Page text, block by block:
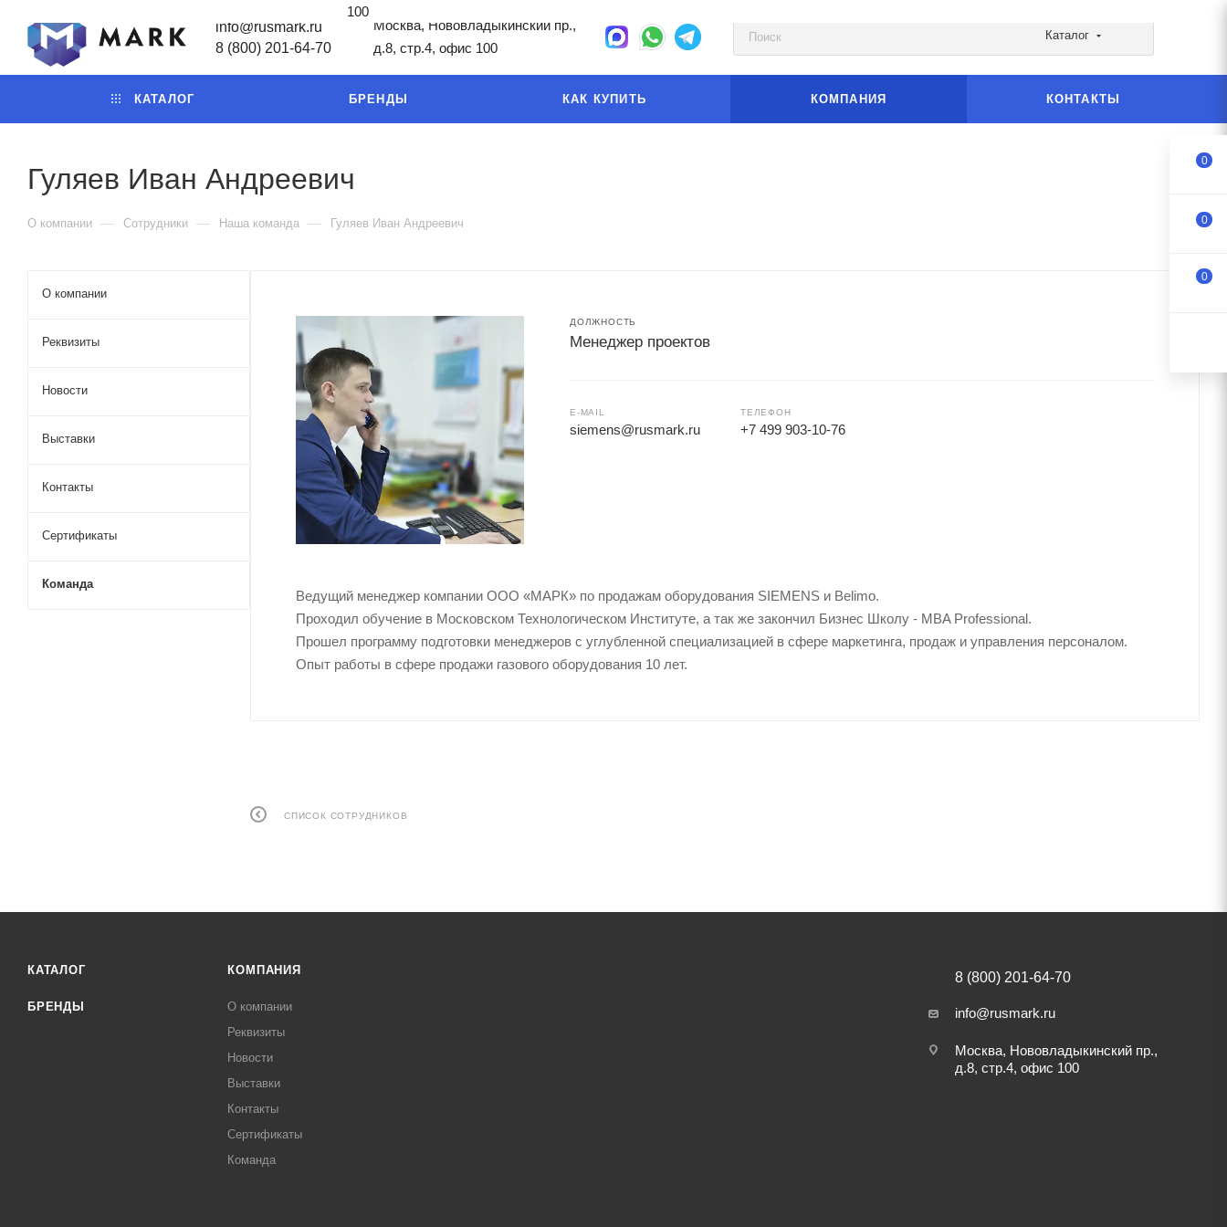
info@rusmark.ru
8 (800) 201-64-70
Москва, Нововладыкинский пр.,
д.8, стр.4, офис 100
Каталог
КАТАЛОГ БРЕНДЫ КАК КУПИТЬ КОМПАНИЯ КОНТАКТЫ
100
Гуляев Иван Андреевич
О компании — Сотрудники — Наша команда — Гуляев Иван Андреевич
ДОЛЖНОСТЬ
Менеджер проектов
E-MAIL
siemens@rusmark.ru
ТЕЛЕФОН
+7 499 903-10-76
Ведущий менеджер компании ООО «МАРК» по продажам оборудования SIEMENS и Belimo.
Проходил обучение в Московском Технологическом Институте, а так же закончил Бизнес Школу - MBA Professional.
Прошел программу подготовки менеджеров с углубленной специализацией в сфере маркетинга, продаж и управления персоналом.
Опыт работы в сфере продажи газового оборудования 10 лет.
СПИСОК СОТРУДНИКОВ
О компании
Реквизиты
Новости
Выставки
Контакты
Сертификаты
Команда
КАТАЛОГ
БРЕНДЫ
КОМПАНИЯ
О компании
Реквизиты
Новости
Выставки
Контакты
Сертификаты
Команда
8 (800) 201-64-70
info@rusmark.ru
Москва, Нововладыкинский пр.,
д.8, стр.4, офис 100
0
0
0